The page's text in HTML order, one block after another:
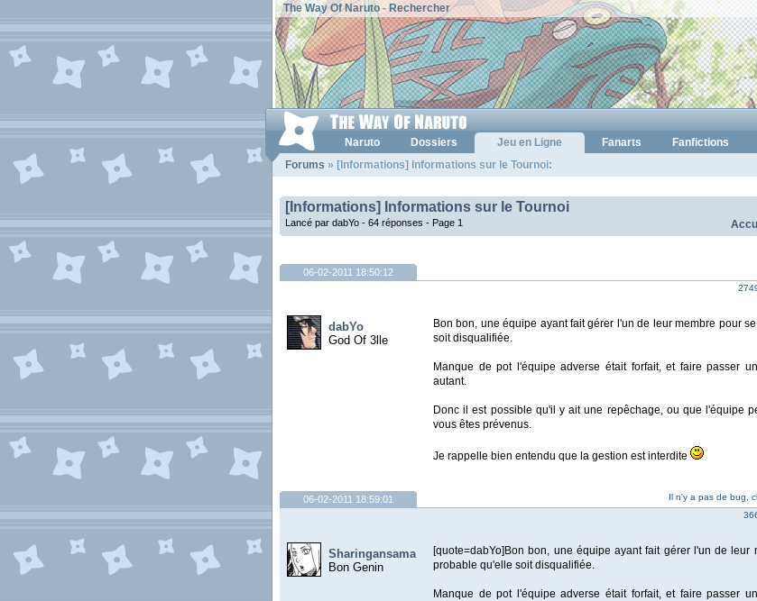
The Way Of Naruto- Rechercher
Naruto Dossiers Jeu en Ligne Fanarts
Fanfictions
Forums » [Informations] Informations sur le Tournoi:
[Informations] Informations sur le Tournoi
Lancé par dabYo - 64 réponses - Page 1
06-02-2011 18:50:12
dabYo
God Of 3lle
Bon bon, une équipe ayant fait gérer l'un de leur membre pour
soit disqualifiée.
Manque de pot l'équipe adverse était forfait, et faire passer
autant.
Donc il est possible qu'il y ait une repêchage, ou que l'équipe
vous êtes prévenus.
Je rappelle bien entendu que la gestion est interdite
Il n'y a pas de bug,
06-02-2011 18:59:01
Sharingansama
Bon Genin
[quote=dabYo]Bon bon, une équipe ayant fait gérer l'un de leur
probable qu'elle soit disqualifiée.
Manque de pot l'équipe adverse était forfait, et faire passer